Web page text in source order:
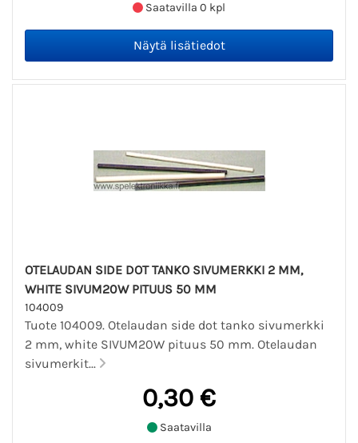
Saatavilla 0 kpl
OTELAUDAN SIDE DOT TANKO SIVUMERKKI 2 MM,
WHITE SIVUM20W PITUUS 50 MM
104009
Tuote 104009. Otelaudan side dot tanko sivumerkki
2 mm, white SIVUM20W pituus 50 mm. Otelaudan
sivumerkit...
0,30 €
Saatavilla